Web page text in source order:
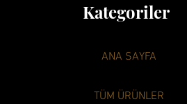
Kategoriler
ANA SAYFA
TÜM ÜRÜNLER